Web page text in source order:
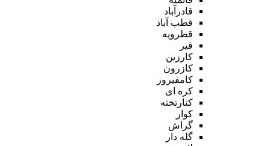
قادرآباد
قطب آباد
قطرویه
قیر
کارزین
کازرون
کامفیروز
کره ای
کنارتخته
کوار
گراش
گله دار